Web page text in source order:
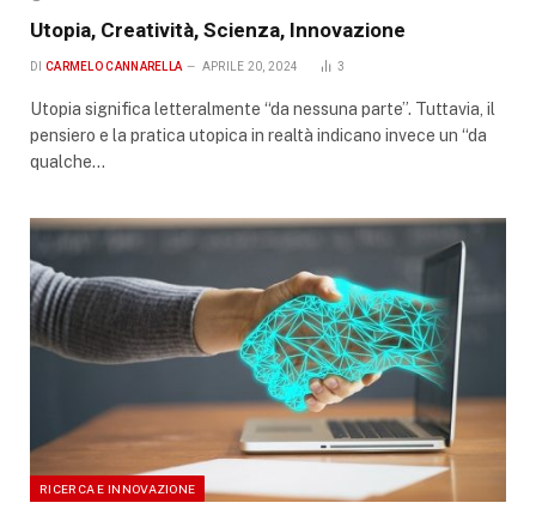
Utopia, Creatività, Scienza, Innovazione
DI CARMELO CANNARELLA APRILE 20, 2024 3
Utopia significa letteralmente “da nessuna parte”. Tuttavia, il
pensiero e la pratica utopica in realtà indicano invece un “da
qualche…
RICERCA E INNOVAZIONE